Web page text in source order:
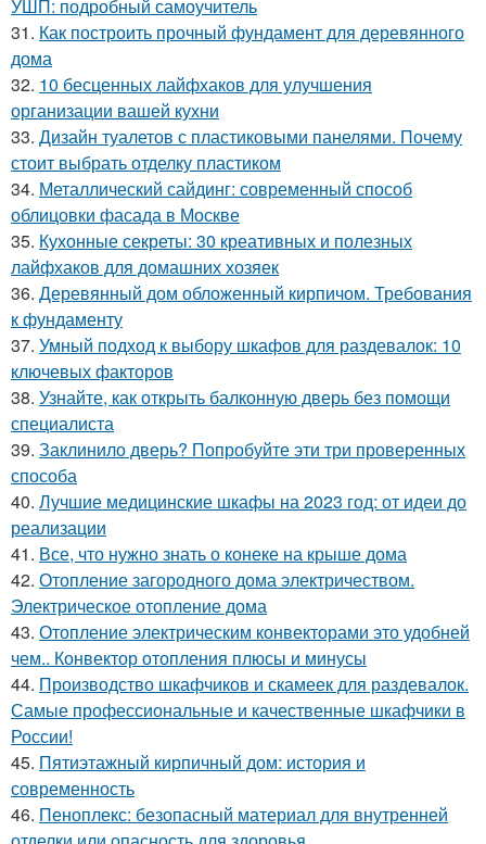
УШП: подробный самоучитель
31. Как построить прочный фундамент для деревянного
дома
32. 10 бесценных лайфхаков для улучшения
организации вашей кухни
33. Дизайн туалетов с пластиковыми панелями. Почему
стоит выбрать отделку пластиком
34. Металлический сайдинг: современный способ
облицовки фасада в Москве
35. Кухонные секреты: 30 креативных и полезных
лайфхаков для домашних хозяек
36. Деревянный дом обложенный кирпичом. Требования
к фундаменту
37. Умный подход к выбору шкафов для раздевалок: 10
ключевых факторов
38. Узнайте, как открыть балконную дверь без помощи
специалиста
39. Заклинило дверь? Попробуйте эти три проверенных
способа
40. Лучшие медицинские шкафы на 2023 год: от идеи до
реализации
41. Все, что нужно знать о конеке на крыше дома
42. Отопление загородного дома электричеством.
Электрическое отопление дома
43. Отопление электрическим конвекторами это удобней
чем.. Конвектор отопления плюсы и минусы
44. Производство шкафчиков и скамеек для раздевалок.
Самые профессиональные и качественные шкафчики в
России!
45. Пятиэтажный кирпичный дом: история и
современность
46. Пеноплекс: безопасный материал для внутренней